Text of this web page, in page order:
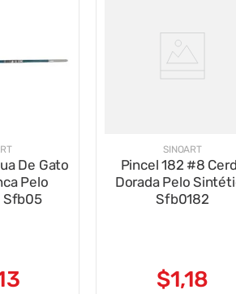
Pelo
Sfb05
SINOART
Pincel 182 #8
Dorada Pelo
Sfb0182
$1,18